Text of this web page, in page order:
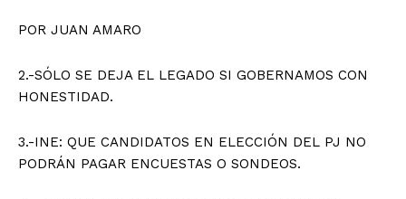
POR JUAN AMARO
2.-SÓLO SE DEJA EL LEGADO SI GOBERNAMOS CON
HONESTIDAD.
3.-INE: QUE CANDIDATOS EN ELECCIÓN DEL PJ NO
PODRÁN PAGAR ENCUESTAS O SONDEOS.